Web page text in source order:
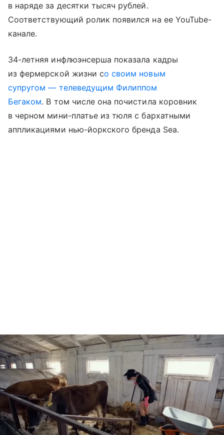
в наряде за десятки тысяч рублей.
Соответствующий ролик появился на ее YouTube-
канале.
34-летняя инфлюэнсерша показала кадры
из фермерской жизни со своим новым
супругом — телеведущим Филиппом
Бегаком. В том числе она почистила коровник
в черном мини-платье из тюля с бархатными
аппликациями нью-йоркского бренда Sea.